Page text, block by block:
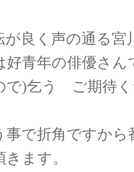
が良く声の通る宮
好青年の俳優さ
で)乞う ご期待
事で折角ですか
ます。